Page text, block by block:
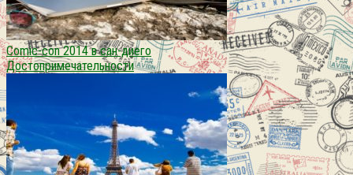
Comic-con 2014 в сан-диего
Достопримечательности